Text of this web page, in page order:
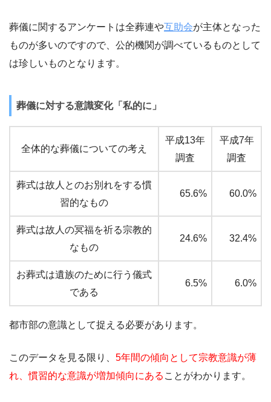
葬儀に関するアンケートは全葬連や互助会が主体となった
ものが多いのですので、公的機関が調べているものとして
は珍しいものとなります。
葬儀に対する意識変化「私的に」
全体的な葬儀についての考え
平成13年
調査
平成7年
調査
葬式は故人とのお別れをする慣
習的なもの
65.6% 60.0%
葬式は故人の冥福を祈る宗教的
なもの
24.6% 32.4%
お葬式は遺族のために行う儀式
である
6.5% 6.0%
都市部の意識として捉える必要があります。
このデータを見る限り、 5年間の傾向として宗教意識が薄
れ、慣習的な意識が増加傾向にある ことがわかります。